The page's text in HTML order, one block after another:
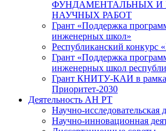
ФУНДАМЕНТАЛЬНЫХ И
НАУЧНЫХ РАБОТ
Грант «Поддержка
инженерных школ»
Республиканский конкурс
Грант «Поддержка
инженерных школ
Грант КНИТУ-КАИ в
Приоритет-2030
Деятельность АН РТ
Научно-исследовательская
Научно-инновационная